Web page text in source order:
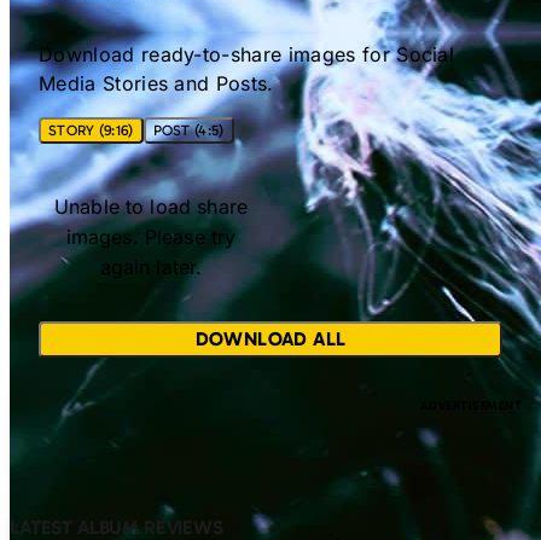
Download ready-to-share images for Social
Media Stories and Posts.
STORY (9:16) POST (4:5)
Unable to load share
images. Please try
again later.
DOWNLOAD ALL
LATEST ALBUM REVIEWS